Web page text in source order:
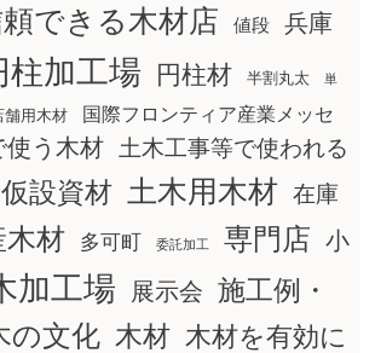
できる木材店 値段
兵庫
柱加工場 円柱材 半割丸太 単
舗用木材 国際フロンティア産業メッセ
使う木材
土木工事等で使われる
設資材 土木用木材 在庫
木材 多可町 委託加工 専門店 小
加工場 展示会 施工例・
の文化 木材 木材を有効に